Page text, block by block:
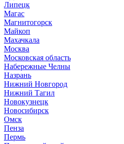
Липецк
Магас
Магнитогорск
Майкоп
Махачкала
Москва
Московская область
Набережные Челны
Назрань
Нижний Новгород
Нижний Тагил
Новокузнецк
Новосибирск
Омск
Пенза
Пермь